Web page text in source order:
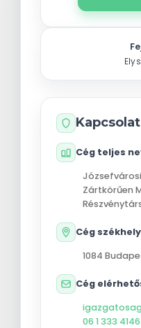
Kapcsolat
Cég teljes
Zártkörűen
Cég
1084
Cég
06 1 333 4146